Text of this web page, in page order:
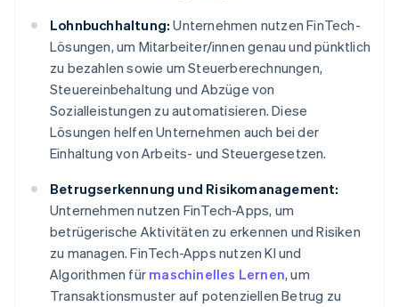
Lohnbuchhaltung: Unternehmen nutzen FinTech-
Lösungen, um Mitarbeiter/innen genau und pünktlich
zu bezahlen sowie um Steuerberechnungen,
Steuereinbehaltung und Abzüge von
Sozialleistungen zu automatisieren. Diese
Lösungen helfen Unternehmen auch bei der
Einhaltung von Arbeits- und Steuergesetzen.
Betrugserkennung und Risikomanagement:
Unternehmen nutzen FinTech-Apps, um
betrügerische Aktivitäten zu erkennen und Risiken
zu managen. FinTech-Apps nutzen KI und
Algorithmen für maschinelles Lernen, um
Transaktionsmuster auf potenziellen Betrug zu